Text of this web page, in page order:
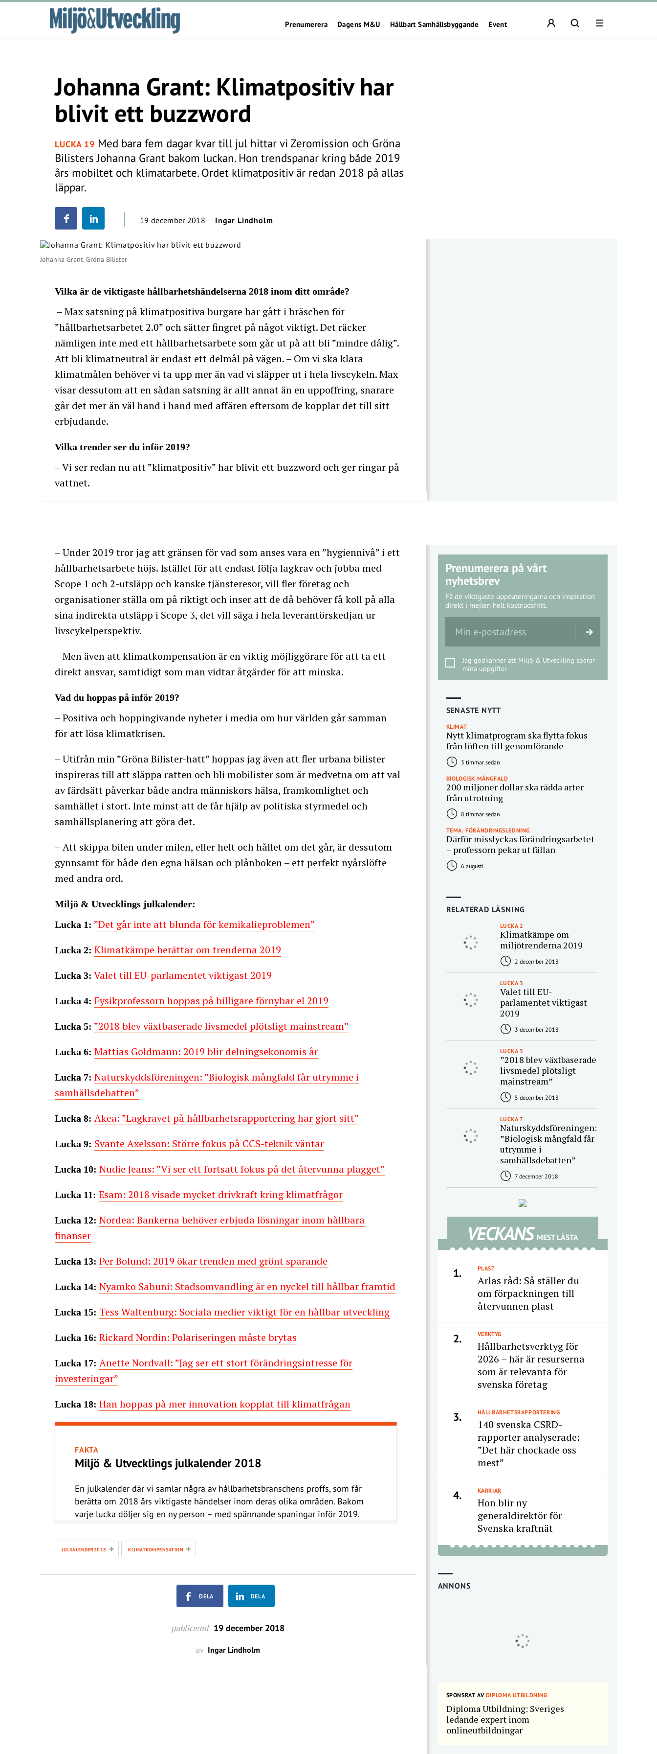
Prenumerera Dagens M&U Hållbart Samhällsbyggande Event
Johanna Grant: Klimatpositiv har
blivit ett buzzword
LUCKA 19 Med bara fem dagar kvar till jul hittar vi Zeromission och Gröna
Bilisters Johanna Grant bakom luckan. Hon trendspanar kring både 2019
års mobiltet och klimatarbete. Ordet klimatpositiv är redan 2018 på allas
läppar.
19 december 2018 Ingar Lindholm
Johanna Grant. Gröna Bilister
Vilka är de viktigaste hållbarhetshändelserna 2018 inom ditt område?
– Max satsning på klimatpositiva burgare har gått i bräschen för
”hållbarhetsarbetet 2.0” och sätter fingret på något viktigt. Det räcker
nämligen inte med ett hållbarhetsarbete som går ut på att bli ”mindre dålig”.
Att bli klimatneutral är endast ett delmål på vägen. – Om vi ska klara
klimatmålen behöver vi ta upp mer än vad vi släpper ut i hela livscykeln. Max
visar dessutom att en sådan satsning är allt annat än en uppoffring, snarare
går det mer än väl hand i hand med affären eftersom de kopplar det till sitt
erbjudande.
Vilka trender ser du inför 2019?
– Vi ser redan nu att ”klimatpositiv” har blivit ett buzzword och ger ringar på
vattnet.
– Under 2019 tror jag att gränsen för vad som anses vara en ”hygiennivå” i ett
hållbarhetsarbete höjs. Istället för att endast följa lagkrav och jobba med
Scope 1 och 2-utsläpp och kanske tjänsteresor, vill fler företag och
organisationer ställa om på riktigt och inser att de då behöver få koll på alla
sina indirekta utsläpp i Scope 3, det vill säga i hela leverantörskedjan ur
livscykelperspektiv.
– Men även att klimatkompensation är en viktig möjliggörare för att ta ett
direkt ansvar, samtidigt som man vidtar åtgärder för att minska.
Vad du hoppas på inför 2019?
– Positiva och hoppingivande nyheter i media om hur världen går samman
för att lösa klimatkrisen.
– Utifrån min ”Gröna Bilister-hatt” hoppas jag även att fler urbana bilister
inspireras till att släppa ratten och bli mobilister som är medvetna om att val
av färdsätt påverkar både andra människors hälsa, framkomlighet och
samhället i stort. Inte minst att de får hjälp av politiska styrmedel och
samhällsplanering att göra det.
– Att skippa bilen under milen, eller helt och hållet om det går, är dessutom
gynnsamt för både den egna hälsan och plånboken – ett perfekt nyårslöfte
med andra ord.
Miljö & Utvecklings julkalender:
Lucka 1: ”Det går inte att blunda för kemikalieproblemen”
Lucka 2: Klimatkämpe berättar om trenderna 2019
Lucka 3: Valet till EU-parlamentet viktigast 2019
Lucka 4: Fysikprofessorn hoppas på billigare förnybar el 2019
Lucka 5: ”2018 blev växtbaserade livsmedel plötsligt mainstream”
Lucka 6: Mattias Goldmann: 2019 blir delningsekonomis år
Lucka 7: Naturskyddsföreningen: ”Biologisk mångfald får utrymme i
samhällsdebatten”
Lucka 8: Akea: ”Lagkravet på hållbarhetsrapportering har gjort sitt”
Lucka 9: Svante Axelsson: Större fokus på CCS-teknik väntar
Lucka 10: Nudie Jeans: ”Vi ser ett fortsatt fokus på det återvunna plagget”
Lucka 11: Esam: 2018 visade mycket drivkraft kring klimatfrågor
Lucka 12: Nordea: Bankerna behöver erbjuda lösningar inom hållbara
finanser
Lucka 13: Per Bolund: 2019 ökar trenden med grönt sparande
Lucka 14: Nyamko Sabuni: Stadsomvandling är en nyckel till hållbar framtid
Lucka 15: Tess Waltenburg: Sociala medier viktigt för en hållbar utveckling
Lucka 16: Rickard Nordin: Polariseringen måste brytas
Lucka 17: Anette Nordvall: ”Jag ser ett stort förändringsintresse för
investeringar”
Lucka 18: Han hoppas på mer innovation kopplat till klimatfrågan
FAKTA
Miljö & Utvecklings julkalender 2018
En julkalender där vi samlar några av hållbarhetsbranschens proffs, som får
berätta om 2018 års viktigaste händelser inom deras olika områden. Bakom
varje lucka döljer sig en ny person – med spännande spaningar inför 2019.
JULKALENDER2018 + KLIMATKOMPENSATION +
DELA DELA
publicerad 19 december 2018
av Ingar Lindholm
Prenumerera på vårt
nyhetsbrev
Få de viktigaste uppdateringarna och inspiration
direkt i mejlen helt kostnadsfritt.
Jag godkänner att Miljö & Utveckling sparar
mina uppgifter
SENASTE NYTT
KLIMAT
Nytt klimatprogram ska flytta fokus
från löften till genomförande
3 timmar sedan
BIOLOGISK MÅNGFALD
200 miljoner dollar ska rädda arter
från utrotning
8 timmar sedan
TEMA: FÖRÄNDRINGSLEDNING
Därför misslyckas förändringsarbetet
– professorn pekar ut fällan
6 augusti
RELATERAD LÄSNING
LUCKA 2
Klimatkämpe om
miljötrenderna 2019
2 december 2018
LUCKA 3
Valet till EU-
parlamentet viktigast
2019
3 december 2018
LUCKA 5
”2018 blev växtbaserade
livsmedel plötsligt
mainstream”
5 december 2018
LUCKA 7
Naturskyddsföreningen:
”Biologisk mångfald får
utrymme i
samhällsdebatten”
7 december 2018
VECKANS MEST LÄSTA
1. PLAST
Arlas råd: Så ställer du
om förpackningen till
återvunnen plast
2. VERKTYG
Hållbarhetsverktyg för
2026 – här är resurserna
som är relevanta för
svenska företag
3. HÅLLBARHETSRAPPORTERING
140 svenska CSRD-
rapporter analyserade:
”Det här chockade oss
mest”
4. KARRIÄR
Hon blir ny
generaldirektör för
Svenska kraftnät
ANNONS
SPONSRAT AVDIPLOMA UTBILDNING
Diploma Utbildning: Sveriges
ledande expert inom
onlineutbildningar